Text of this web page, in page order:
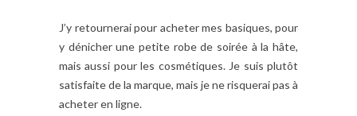
J’y retournerai pour acheter mes basiques, pour
y dénicher une petite robe de soirée à la hâte,
mais aussi pour les cosmétiques. Je suis plutôt
satisfaite de la marque, mais je ne risquerai pas à
acheter en ligne.